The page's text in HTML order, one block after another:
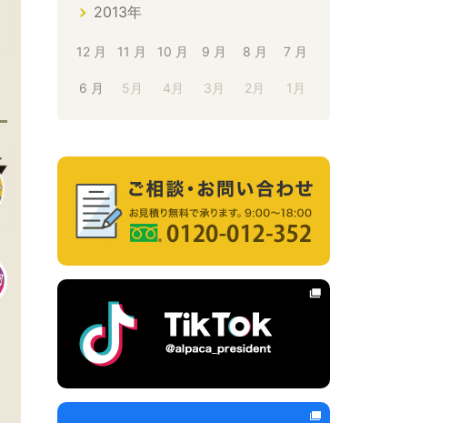
2013年
12 月 11 月 10 月 9 月 8 月 7 月
6 月 5月 4月 3月 2月 1月